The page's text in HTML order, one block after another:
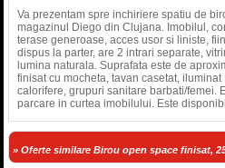
Va prezentam spre inchiriere spatiu de
magazinul Diego din Clujana. Imobilul,
terase generoase, acces usor si liniste,
dispus la parter, are 2 intrari separate,
lumina naturala. Suprafata este de
finisat cu mocheta, tavan casetat,
calorifere, grupuri sanitare barbati/femei.
parcare in curtea imobilului. Este
» Oferte similare Birou open space finisat,